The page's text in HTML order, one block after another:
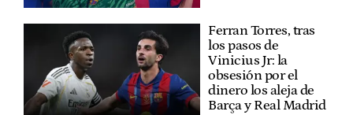
Ferran Torres, tras
los pasos de
Vinicius Jr: la
obsesión por el
dinero los aleja de
Barça y Real Madrid